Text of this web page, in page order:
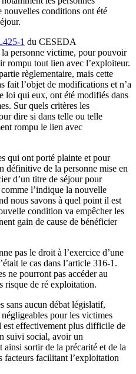
nouvelles conditions ont été
1 du CESEDA
personne victime, pour pouvoir
rompu tout lien avec l’exploiteur.
règlementaire, mais cette
fait l’objet de modifications et n’a
loi qui eux, ont été modifiés dans
Sur quels critères les
dire si dans telle ou telle
rompu le lien avec
qui ont porté plainte et pour
définitive de la personne mise en
d’un titre de séjour pour
l’indique la nouvelle
nous savons à quel point il est
condition va empêcher les
gain de cause de bénéficier
pas le droit à l’exercice d’une
le cas dans l’article 316-1.
ne pourront pas accéder au
risque de ré exploitation.
sans aucun débat législatif,
pour les victimes
est effectivement plus difficile de
suivi social, avoir un
ainsi sortir de la précarité et de la
facteurs facilitant l’exploitation